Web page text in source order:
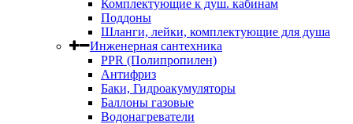
Комплектующие к душ. кабинам
Поддоны
Шланги, лейки, комплектующие для душа
Инженерная сантехника
PPR (Полипропилен)
Антифриз
Баки, Гидроакумуляторы
Баллоны газовые
Водонагреватели